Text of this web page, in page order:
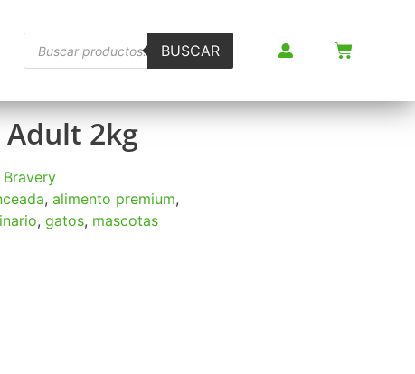
BUSCAR
Adult 2kg
Bravery
, alimento premium,
, gatos, mascotas